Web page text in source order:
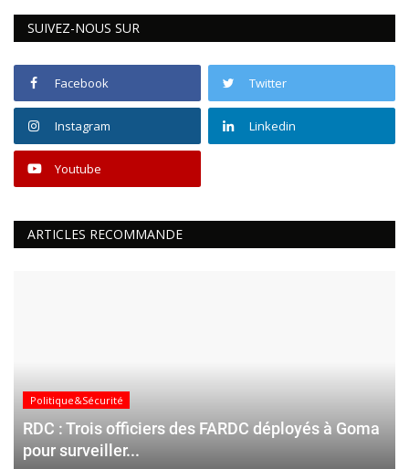
SUIVEZ-NOUS SUR
Facebook Twitter
Instagram Linkedin
Youtube
ARTICLES RECOMMANDE
Politique&Sécurité
RDC : Trois officiers des FARDC déployés à Goma
pour surveiller...